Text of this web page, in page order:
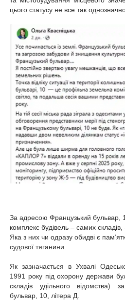
цього статусу не все так
За адресою Французький бульвар,
комплекс будівель – самих
Яка з них чи одразу обидві є
судової тяганини.
Як зазначається в Ухвалі
1991 року під охорону держави
складів удільного відомства)
бульвар, 10, літера Д.